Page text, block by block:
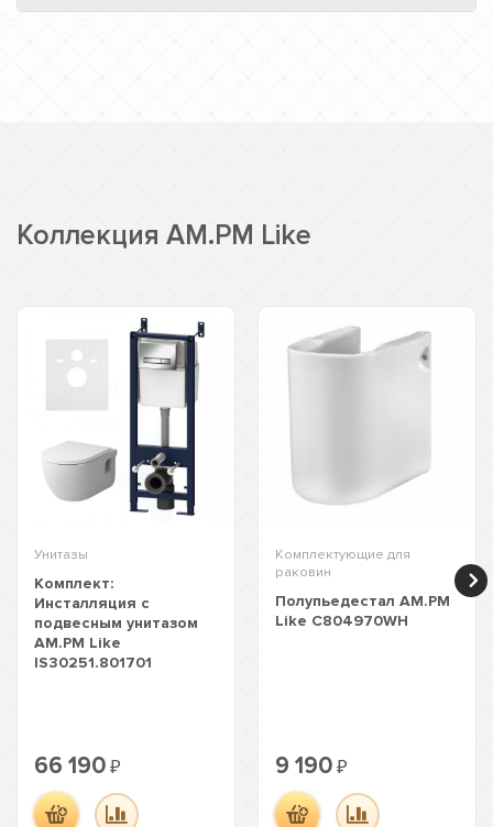
Коллекция AM.PM Like
Унитазы
Комплект:
Инсталляция с
подвесным унитазом
AM.PM Like
IS30251.801701
66 190 ₽
Комплектующие для
раковин
Полупьедестал AM.PM
Like C804970WH
9 190 ₽